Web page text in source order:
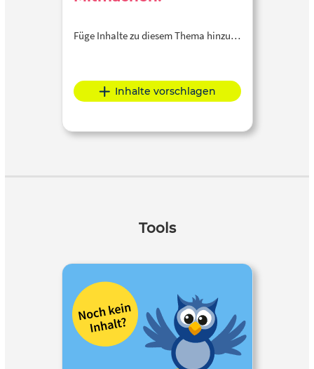
Füge Inhalte zu diesem Thema hinzu…
Inhalte vorschlagen
Tools